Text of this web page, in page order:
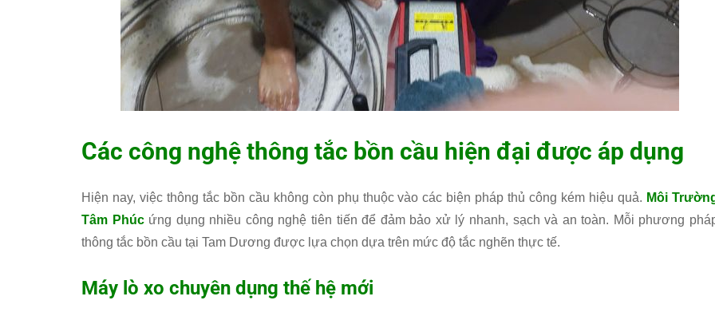
Các công nghệ thông tắc bồn cầu hiện đại được áp dụng
Hiện nay, việc thông tắc bồn cầu không còn phụ thuộc vào các biện pháp thủ công kém hiệu quả. Môi
Tâm Phúcứng dụng nhiều công nghệ tiên tiến để đảm bảo xử lý nhanh, sạch và an toàn. Mỗi phương
thông tắc bồn cầu tại Tam Dương được lựa chọn dựa trên mức độ tắc nghẽn thực tế.
Máy lò xo chuyên dụng thế hệ mới